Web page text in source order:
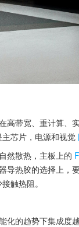
高带宽、重计算
芯片，电源和视觉
然散热，主板上的
导热胶的选择上
触热阻。
化的趋势下集成